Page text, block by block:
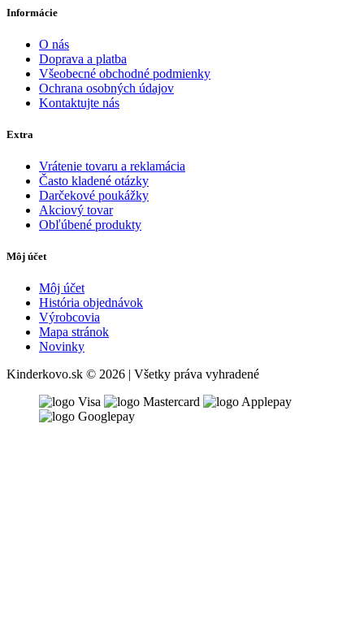
Informácie
O nás
Doprava a platba
Všeobecné obchodné podmienky
Ochrana osobných údajov
Kontaktujte nás
Extra
Vrátenie tovaru a reklamácia
Často kladené otázky
Darčekové poukážky
Akciový tovar
Obľúbené produkty
Môj účet
Môj účet
História objednávok
Výrobcovia
Mapa stránok
Novinky
Kinderkovo.sk © 2026 | Všetky práva vyhradené